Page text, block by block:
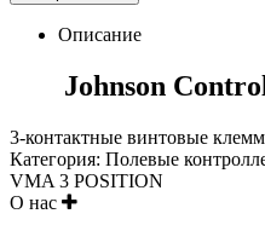
Описание
Johnson
3-контактные винтовые
Категория: Полевые
VMA 3 POSITION
О нас